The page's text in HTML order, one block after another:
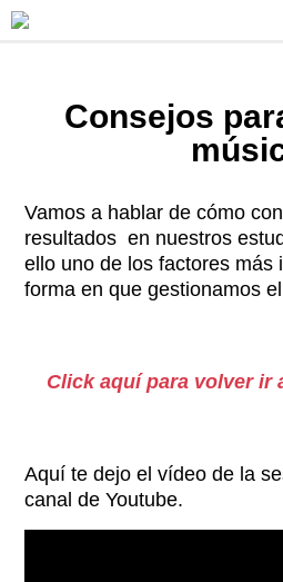
Consejos
Vamos a hablar de cómo
resultados en nuestros
ello uno de los factores más
forma en que gestionamos
Click aquí para volver ir
Aquí te dejo el vídeo de la
canal de Youtube.